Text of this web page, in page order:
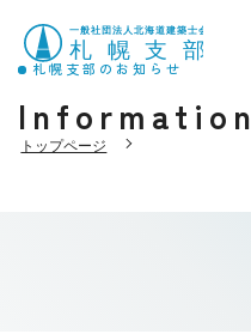
札幌支部のお知らせ
Information
トップページ